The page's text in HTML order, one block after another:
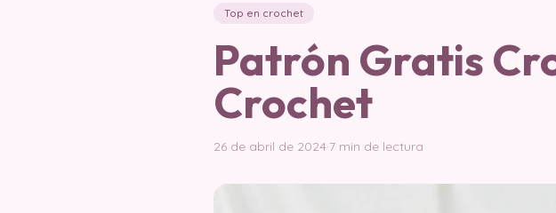
Top en crochet
Patrón Gratis
Crochet
26 de abril de 2024·7 min de lectura